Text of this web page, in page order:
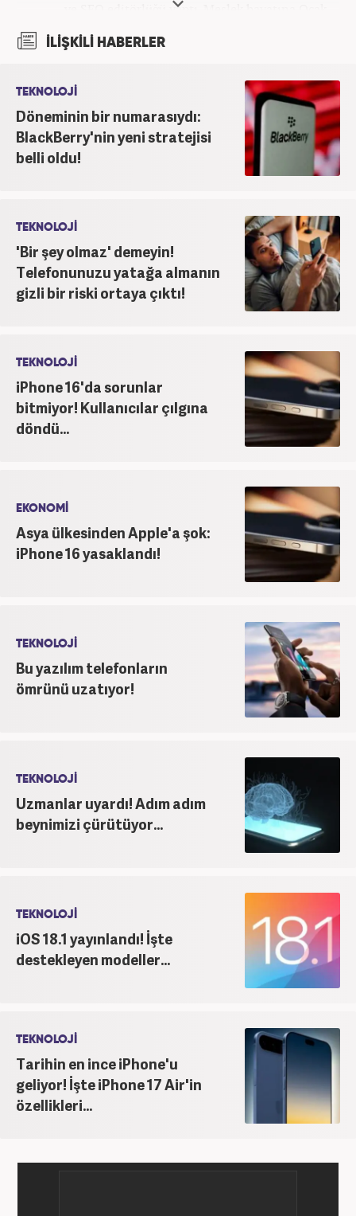
ve SEO editörlüğü yaptı. Meslek hayatına Ocak
İLİŞKİLİ HABERLER
TEKNOLOJİ
Döneminin bir numarasıydı:
BlackBerry'nin yeni stratejisi
belli oldu!
TEKNOLOJİ
'Bir şey olmaz' demeyin!
Telefonunuzu yatağa almanın
gizli bir riski ortaya çıktı!
TEKNOLOJİ
iPhone 16'da sorunlar
bitmiyor! Kullanıcılar çılgına
döndü...
EKONOMİ
Asya ülkesinden Apple'a şok:
iPhone 16 yasaklandı!
TEKNOLOJİ
Bu yazılım telefonların
ömrünü uzatıyor!
TEKNOLOJİ
Uzmanlar uyardı! Adım adım
beynimizi çürütüyor...
TEKNOLOJİ
iOS 18.1 yayınlandı! İşte
destekleyen modeller...
TEKNOLOJİ
Tarihin en ince iPhone'u
geliyor! İşte iPhone 17 Air'in
özellikleri...